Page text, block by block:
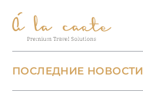
ПОСЛЕДНИЕ НОВОСТИ